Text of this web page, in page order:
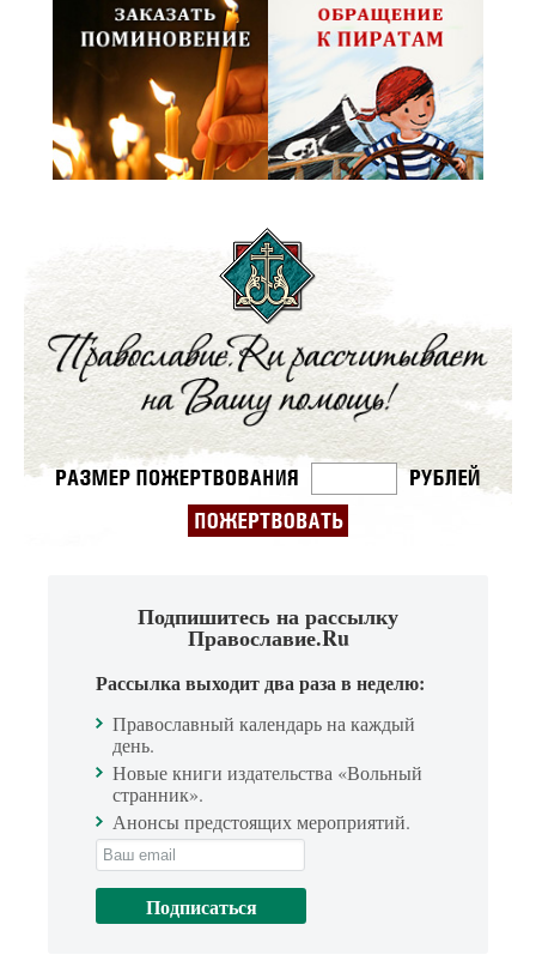
Подпишитесь на рассылку
Православие.Ru
Рассылка выходит два раза в неделю:
Православный календарь на каждый
день.
Новые книги издательства «Вольный
странник».
Анонсы предстоящих мероприятий.